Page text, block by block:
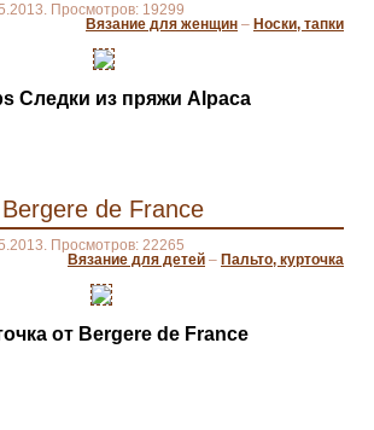
Просмотров: 19299
Вязание для женщин – Носки, тапки
Следки из пряжи Alpaca
Bergere de France
Просмотров: 22265
Вязание для детей – Пальто, курточка
от Bergere de France